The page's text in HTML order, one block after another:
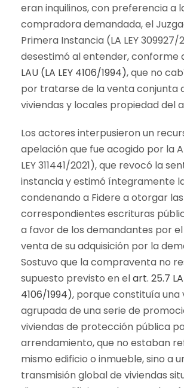
eran inquilinos, con preferencia a
compradora demandada, el
Primera Instancia (LA LEY 309927/
desestimó al entender, conforme
LAU (LA LEY 4106/1994), que no
por tratarse de la venta conjunta
viviendas y locales propiedad del
Los actores interpusieron un
apelación que fue acogido por la
LEY 311441/2021), que revocó la
instancia y estimó íntegramente
condenando a Fidere a otorgar las
correspondientes escrituras
a favor de los demandantes por
venta de su adquisición por la
Sostuvo que la compraventa no
supuesto previsto en elart. 25.7
4106/1994), porque constituía una
agrupada de una serie de
viviendas de protección pública
arrendamiento, que no estaban
mismo edificio o inmueble, sino a
transmisión global de viviendas